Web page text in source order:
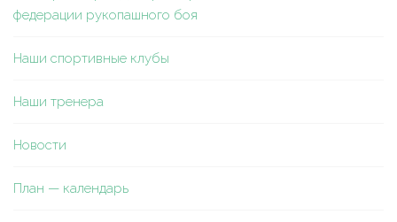
федерации рукопашного боя
Наши спортивные клубы
Наши тренера
Новости
План — календарь